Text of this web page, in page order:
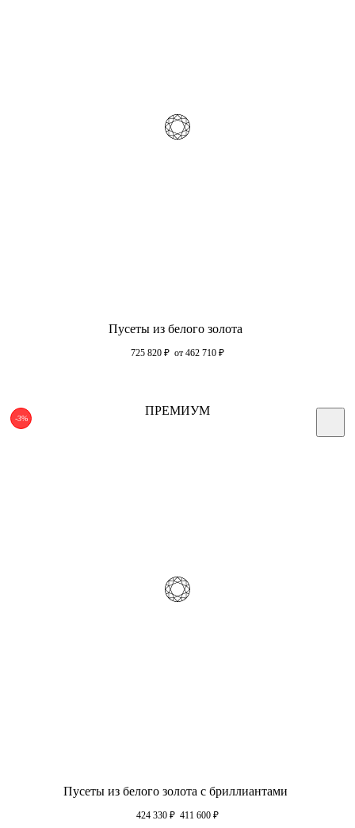
Пусеты из белого золота
725 820 ₽ от 462 710 ₽
-3%
ПРЕМИУМ
Пусеты из белого золота с бриллиантами
424 330 ₽ 411 600 ₽